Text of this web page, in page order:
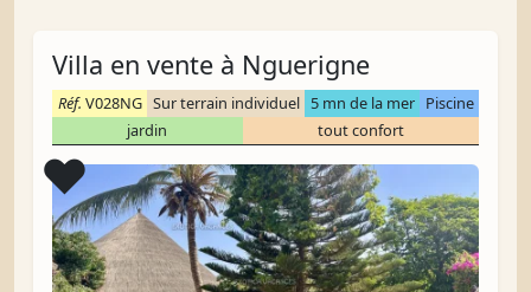
Villa en vente à Nguerigne
Réf. V028NG Sur terrain individuel 5 mn de la mer Piscine
jardin
tout confort
❤️Coup de cœur